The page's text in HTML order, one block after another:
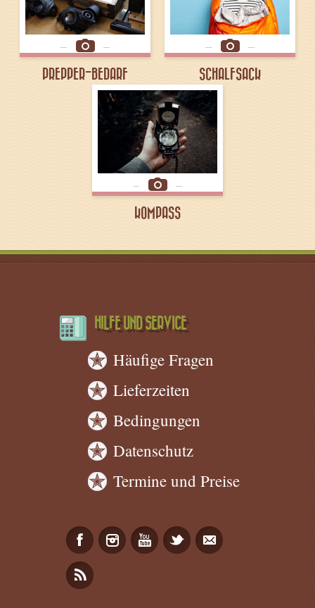
PREPPER-BEDARF SCHALFSACK
KOMPASS
HILFE UND SERVICE
Häufige Fragen
Lieferzeiten
Bedingungen
Datenschutz
Termine und Preise